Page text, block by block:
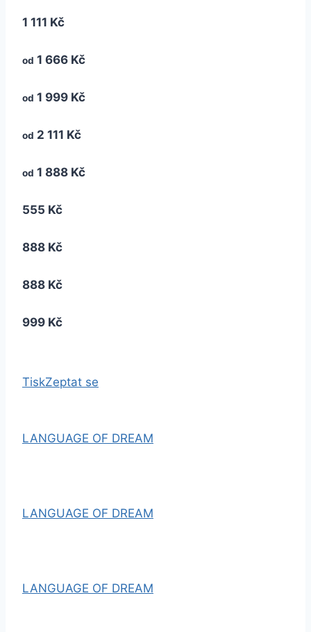
1 111 Kč
od 1 666 Kč
od 1 999 Kč
od 2 111 Kč
od 1 888 Kč
555 Kč
888 Kč
888 Kč
999 Kč
TiskZeptat se
LANGUAGE OF DREAM
LANGUAGE OF DREAM
LANGUAGE OF DREAM